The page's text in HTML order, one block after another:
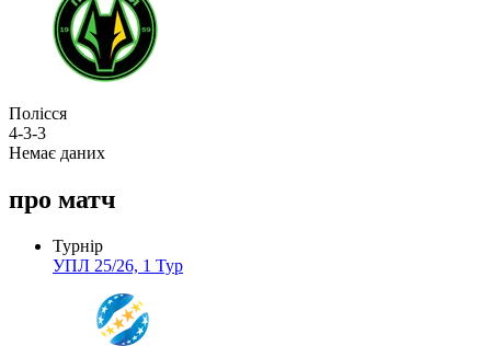
Полісся
4-3-3
Немає даних
про матч
Турнір
УПЛ 25/26, 1 Тур